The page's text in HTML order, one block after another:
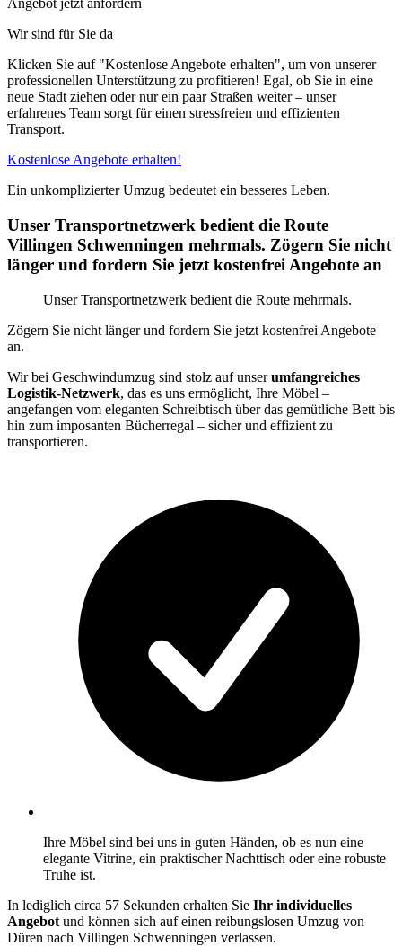
Angebot jetzt anfordern
Wir sind für Sie da
Klicken Sie auf "Kostenlose Angebote erhalten", um von unserer
professionellen Unterstützung zu profitieren! Egal, ob Sie in eine
neue Stadt ziehen oder nur ein paar Straßen weiter – unser
erfahrenes Team sorgt für einen stressfreien und effizienten
Transport.
Kostenlose Angebote erhalten!
Ein unkomplizierter Umzug bedeutet ein besseres Leben.
Unser Transportnetzwerk bedient die Route
Villingen Schwenningen⁠ mehrmals. Zögern Sie nicht
länger und fordern Sie jetzt kostenfrei Angebote an
Unser Transportnetzwerk bedient die Route mehrmals.
Zögern Sie nicht länger und fordern Sie jetzt kostenfrei Angebote
an.
Wir bei Geschwindumzug sind stolz auf unserumfangreiches
Logistik-Netzwerk, das es uns ermöglicht, Ihre Möbel –
angefangen vom eleganten Schreibtisch über das gemütliche Bett bis
hin zum imposanten Bücherregal – sicher und effizient zu
transportieren.
Ihre Möbel sind bei uns in guten Händen, ob es nun eine
elegante Vitrine, ein praktischer Nachttisch oder eine robuste
Truhe ist.
In lediglich circa 57 Sekunden erhalten Sie Ihr individuelles
Angebot und können sich auf einen reibungslosen Umzug von
Düren nach Villingen Schwenningen⁠ verlassen.